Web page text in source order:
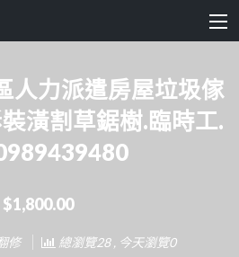
人力派遣房屋垃圾傢
潢割草鋸樹.臨時工.
$1,800.00
修 總瀏覽28 , 今天瀏覽0